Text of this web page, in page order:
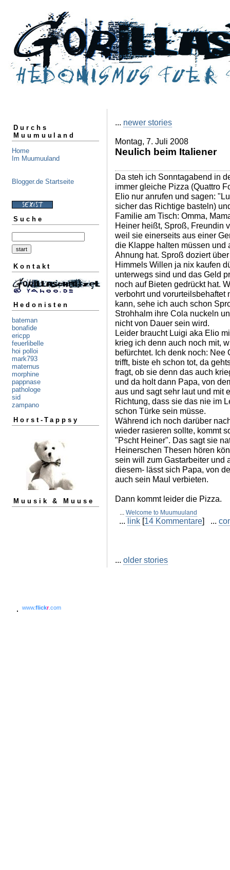
Durchs
Muumuuland
Home
Im Muumuuland
Blogger.de Startseite
Suche
Kontakt
Hedonisten
bateman
bonafide
ericpp
feuerlibelle
hoi polloi
mark793
maternus
morphine
pappnase
pathologe
sid
zampano
Horst-Tappsy
Muusik & Muuse
www.flickr.com
... newer stories
Montag, 7. Juli 2008
Neulich beim Italiener
Da steh ich Sonntagabend in
immer gleiche Pizza (Quattro
Elio nur anrufen und sagen:
sicher das Richtige basteln)
Familie am Tisch: Omma,
Heiner heißt, Sproß, Freundin
weil sie einerseits aus einer
die Klappe halten müssen und
Ahnung hat. Sproß doziert
Himmels Willen ja nix kaufen
unterwegs sind und das Geld
noch auf Bieten gedrückt hat.
verbohrt und vorurteilsbehaftet
kann, sehe ich auch schon
Strohhalm ihre Cola nuckeln
nicht von Dauer sein wird.
Leider braucht Luigi aka Elio
krieg ich denn auch noch mit,
befürchtet. Ich denk noch: Nee
trifft, biste eh schon tot, da
fragt, ob sie denn das auch
und da holt dann Papa, von
aus und sagt sehr laut und mit
Richtung, dass sie das nie im
schon Türke sein müsse.
Während ich noch darüber
wieder rasieren sollte, kommt
"Pscht Heiner". Das sagt sie
Heinerschen Thesen hören
sein will zum Gastarbeiter und
diesem- lässt sich Papa, von
auch sein Maul verbieten.
Dann kommt leider die Pizza.
... Welcome to Muumuuland
... link [14 Kommentare] ...
... older stories